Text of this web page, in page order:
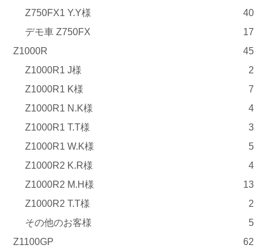
Z750FX1 Y.Y様
40
デモ車 Z750FX
17
Z1000R
45
Z1000R1 J様
2
Z1000R1 K様
7
Z1000R1 N.K様
4
Z1000R1 T.T様
3
Z1000R1 W.K様
5
Z1000R2 K.R様
4
Z1000R2 M.H様
13
Z1000R2 T.T様
2
その他のお客様
5
Z1100GP
62